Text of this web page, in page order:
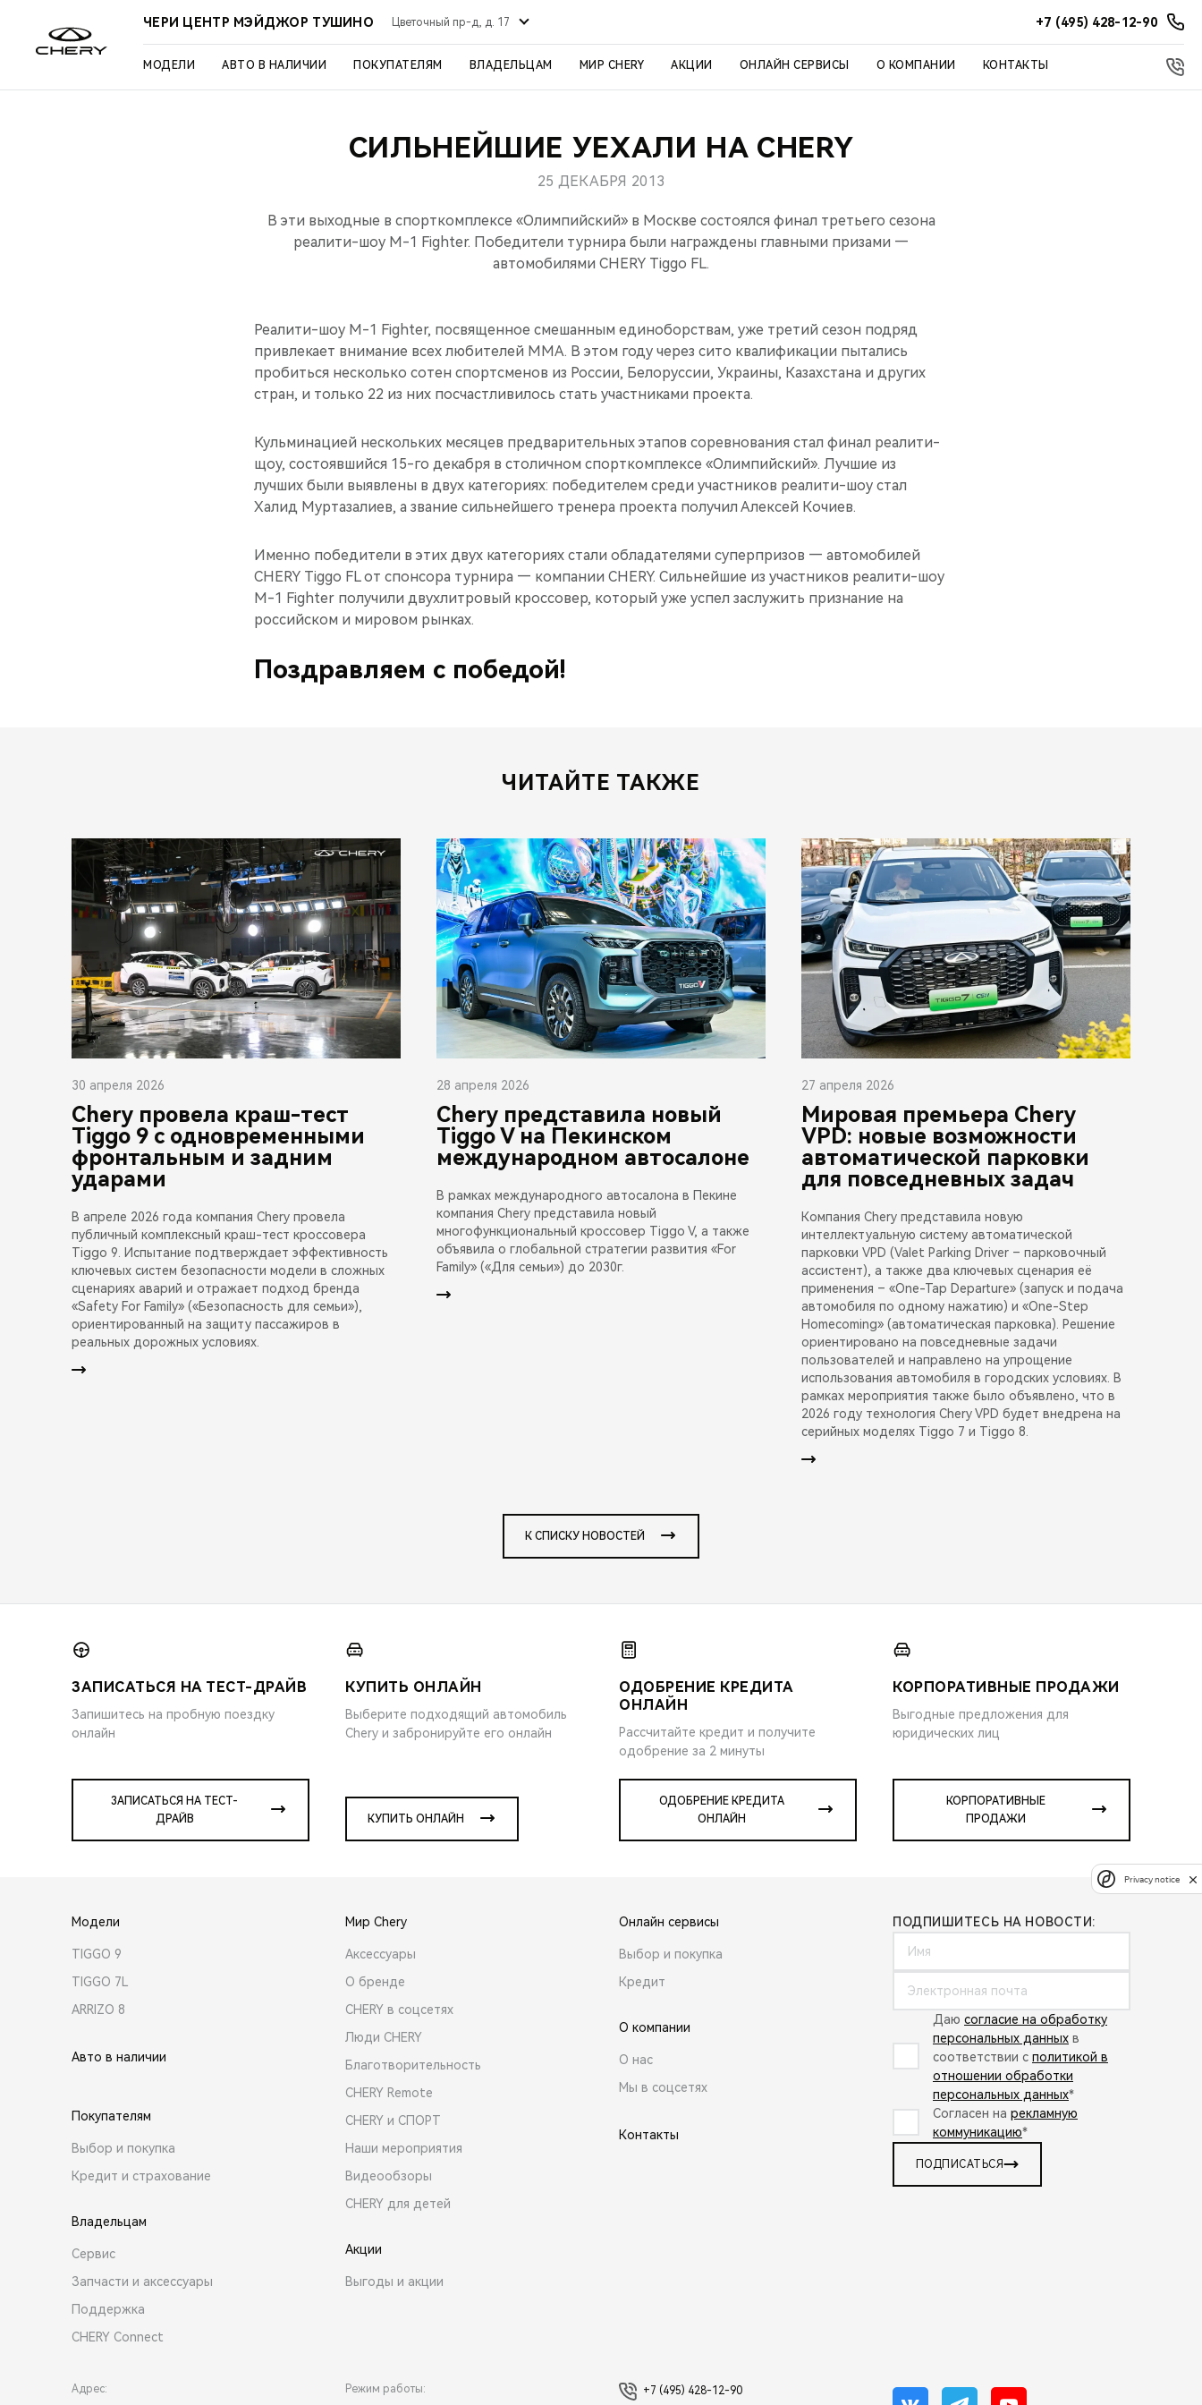
ЧЕРИ ЦЕНТР МЭЙДЖОР ТУШИНО Цветочный пр-д, д. 17 +7 (495) 428-12-90
МОДЕЛИ АВТО В НАЛИЧИИ ПОКУПАТЕЛЯМ ВЛАДЕЛЬЦАМ МИР CHERY АКЦИИ ОНЛАЙН СЕРВИСЫ О КОМПАНИИ КОНТАКТЫ
СИЛЬНЕЙШИЕ УЕХАЛИ НА CHERY
25 ДЕКАБРЯ 2013
В эти выходные в спорткомплексе «Олимпийский» в Москве состоялся финал третьего сезона
реалити-шоу M-1 Fighter. Победители турнира были награждены главными призами —
автомобилями CHERY Tiggo FL.
Реалити-шоу M-1 Fighter, посвященное смешанным единоборствам, уже третий сезон подряд
привлекает внимание всех любителей MMA. В этом году через сито квалификации пытались
пробиться несколько сотен спортсменов из России, Белоруссии, Украины, Казахстана и других
стран, и только 22 из них посчастливилось стать участниками проекта.
Кульминацией нескольких месяцев предварительных этапов соревнования стал финал реалити-
щоу, состоявшийся 15-го декабря в столичном спорткомплексе «Олимпийский». Лучшие из
лучших были выявлены в двух категориях: победителем среди участников реалити-шоу стал
Халид Муртазалиев, а звание сильнейшего тренера проекта получил Алексей Кочиев.
Именно победители в этих двух категориях стали обладателями суперпризов — автомобилей
CHERY Tiggo FL от спонсора турнира — компании CHERY. Сильнейшие из участников реалити-шоу
M-1 Fighter получили двухлитровый кроссовер, который уже успел заслужить признание на
российском и мировом рынках.
Поздравляем с победой!
ЧИТАЙТЕ ТАКЖЕ
30 апреля 2026
Chery провела краш-тест
Tiggo 9 с одновременными
фронтальным и задним
ударами
В апреле 2026 года компания Chery провела
публичный комплексный краш-тест кроссовера
Tiggo 9. Испытание подтверждает эффективность
ключевых систем безопасности модели в сложных
сценариях аварий и отражает подход бренда
«Safety For Family» («Безопасность для семьи»),
ориентированный на защиту пассажиров в
реальных дорожных условиях.
28 апреля 2026
Chery представила новый
Tiggo V на Пекинском
международном автосалоне
В рамках международного автосалона в Пекине
компания Chery представила новый
многофункциональный кроссовер Tiggo V, а также
объявила о глобальной стратегии развития «For
Family» («Для семьи») до 2030г.
27 апреля 2026
Мировая премьера Chery
VPD: новые возможности
автоматической парковки
для повседневных задач
Компания Chery представила новую
интеллектуальную систему автоматической
парковки VPD (Valet Parking Driver – парковочный
ассистент), а также два ключевых сценария её
применения – «One-Tap Departure» (запуск и подача
автомобиля по одному нажатию) и «One-Step
Homecoming» (автоматическая парковка). Решение
ориентировано на повседневные задачи
пользователей и направлено на упрощение
использования автомобиля в городских условиях. В
рамках мероприятия также было объявлено, что в
2026 году технология Chery VPD будет внедрена на
серийных моделях Tiggo 7 и Tiggo 8.
К СПИСКУ НОВОСТЕЙ
ЗАПИСАТЬСЯ НА ТЕСТ-ДРАЙВ
Запишитесь на пробную поездку
онлайн
ЗАПИСАТЬСЯ НА ТЕСТ-
ДРАЙВ
КУПИТЬ ОНЛАЙН
Выберите подходящий автомобиль
Chery и забронируйте его онлайн
КУПИТЬ ОНЛАЙН
ОДОБРЕНИЕ КРЕДИТА
ОНЛАЙН
Рассчитайте кредит и получите
одобрение за 2 минуты
ОДОБРЕНИЕ КРЕДИТА
ОНЛАЙН
КОРПОРАТИВНЫЕ ПРОДАЖИ
Выгодные предложения для
юридических лиц
КОРПОРАТИВНЫЕ
ПРОДАЖИ
Модели
TIGGO 9
TIGGO 7L
ARRIZO 8
Авто в наличии
Покупателям
Выбор и покупка
Кредит и страхование
Владельцам
Сервис
Запчасти и аксессуары
Поддержка
CHERY Connect
Мир Chery
Аксессуары
О бренде
CHERY в соцсетях
Люди CHERY
Благотворительность
CHERY Remote
CHERY и СПОРТ
Наши мероприятия
Видеообзоры
CHERY для детей
Акции
Выгоды и акции
Онлайн сервисы
Выбор и покупка
Кредит
О компании
О нас
Мы в соцсетях
Контакты
ПОДПИШИТЕСЬ НА НОВОСТИ:
Даю согласие на обработку
персональных данных в
соответствии с политикой в
отношении обработки
персональных данных*
Согласен на рекламную
коммуникацию*
ПОДПИСАТЬСЯ
Адрес: Режим работы: +7 (495) 428-12-90
Privacy notice